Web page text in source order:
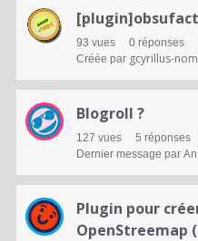
93 vues 0 réponses
Créée par gcyrillus-
Blogroll ?
127 vues 5 réponses
Dernier message par
Plugin pour
OpenStreemap